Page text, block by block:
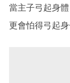
當主子弓起身
更會怕得弓起